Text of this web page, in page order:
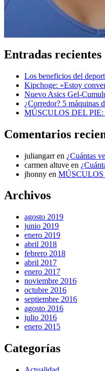
Entradas recientes
Los beneficios del
Kipchoge: «Estoy
Nuevo Asics Gel-
¿Corredor? 5 máquinas
MÚSCULOS DEL PIE:
Comentarios
juliangarren ¿Cuántas
carmen altuve en
jhonny en MÚSCULOS
Archivos
agosto 2019
junio 2019
enero 2019
abril 2018
febrero 2018
abril 2017
enero 2017
noviembre 2016
octubre 2016
septiembre 2016
agosto 2016
julio 2016
enero 2015
Categorías